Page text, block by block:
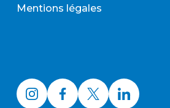
Mentions légales